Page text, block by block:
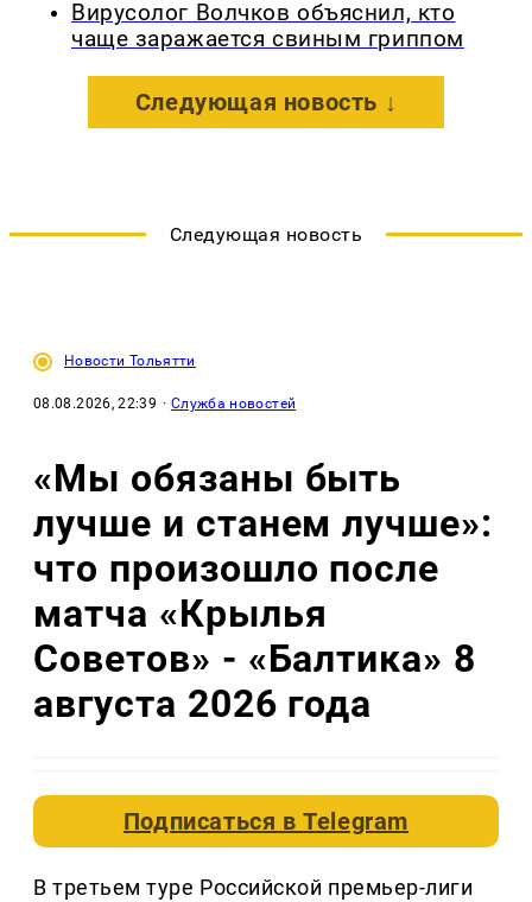
Вирусолог Волчков объяснил, кто
чаще заражается свиным гриппом
Следующая новость ↓
Следующая новость
Новости Тольятти
08.08.2026, 22:39 · Служба новостей
«Мы обязаны быть
лучше и станем лучше»:
что произошло после
матча «Крылья
Советов» - «Балтика» 8
августа 2026 года
Подписаться вTelegram
В третьем туре Российской премьер-лиги